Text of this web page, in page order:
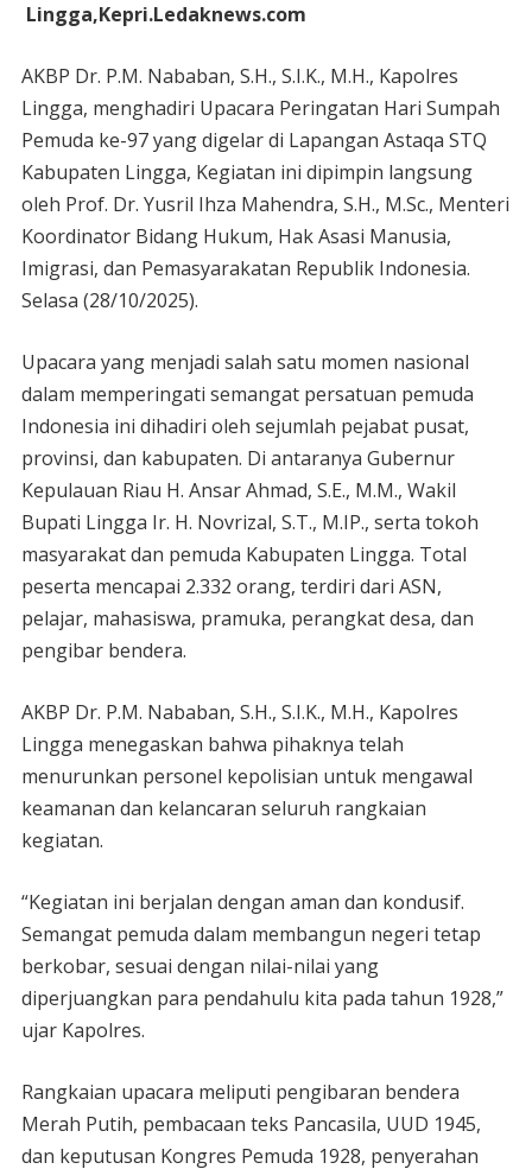
Lingga,Kepri.Ledaknews.com
AKBP Dr. P.M. Nababan, S.H., S.I.K., M.H., Kapolres
Lingga, menghadiri Upacara Peringatan Hari Sumpah
Pemuda ke-97 yang digelar di Lapangan Astaqa STQ
Kabupaten Lingga, Kegiatan ini dipimpin langsung
oleh Prof. Dr. Yusril Ihza Mahendra, S.H., M.Sc., Menteri
Koordinator Bidang Hukum, Hak Asasi Manusia,
Imigrasi, dan Pemasyarakatan Republik Indonesia.
Selasa (28/10/2025).
Upacara yang menjadi salah satu momen nasional
dalam memperingati semangat persatuan pemuda
Indonesia ini dihadiri oleh sejumlah pejabat pusat,
provinsi, dan kabupaten. Di antaranya Gubernur
Kepulauan Riau H. Ansar Ahmad, S.E., M.M., Wakil
Bupati Lingga Ir. H. Novrizal, S.T., M.IP., serta tokoh
masyarakat dan pemuda Kabupaten Lingga. Total
peserta mencapai 2.332 orang, terdiri dari ASN,
pelajar, mahasiswa, pramuka, perangkat desa, dan
pengibar bendera.
AKBP Dr. P.M. Nababan, S.H., S.I.K., M.H., Kapolres
Lingga menegaskan bahwa pihaknya telah
menurunkan personel kepolisian untuk mengawal
keamanan dan kelancaran seluruh rangkaian
kegiatan.
“Kegiatan ini berjalan dengan aman dan kondusif.
Semangat pemuda dalam membangun negeri tetap
berkobar, sesuai dengan nilai-nilai yang
diperjuangkan para pendahulu kita pada tahun 1928,”
ujar Kapolres.
Rangkaian upacara meliputi pengibaran bendera
Merah Putih, pembacaan teks Pancasila, UUD 1945,
dan keputusan Kongres Pemuda 1928, penyerahan